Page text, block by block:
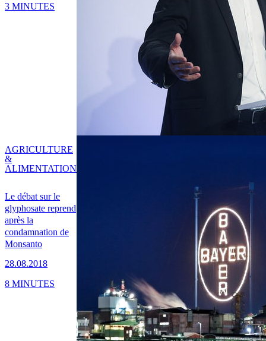
3 MINUTES
Le débat sur le
glyphosate reprend
après la
condamnation de
Monsanto
28.08.2018
AGRICULTURE
&
ALIMENTATION
8 MINUTES